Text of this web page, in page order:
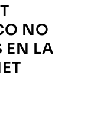
NO
EN LA